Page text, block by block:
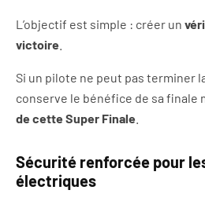
L’objectif est simple : créer un
victoire
Si un pilote ne peut pas terminer
conserve le bénéfice de sa finale
de cette Super Finale
Sécurité renforcée pour
électriques